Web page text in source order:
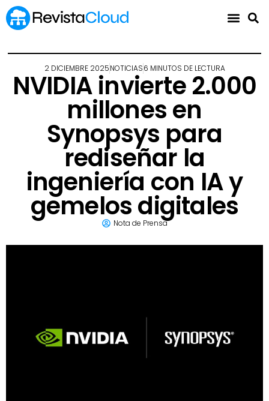
2 DICIEMBRE 2025NOTICIAS6 MINUTOS DE LECTURA
NVIDIA invierte 2.000
millones en
Synopsys para
rediseñar la
ingeniería con IA y
gemelos digitales
Nota de Prensa